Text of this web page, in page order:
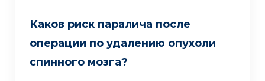
Каков риск паралича после
операции по удалению опухоли
спинного мозга?